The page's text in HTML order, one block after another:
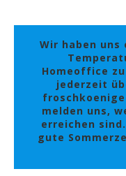
Wir haben uns
Homeoffice
jederzeit
melden uns,
erreichen
gute